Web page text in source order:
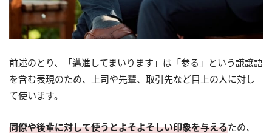
前述のとり、「邁進してまいります」は「参る」という謙譲語
を含む表現のため、上司や先輩、取引先など目上の人に対し
て使います。
同僚や後輩に対して使うとよそよそしい印象を与えるため、